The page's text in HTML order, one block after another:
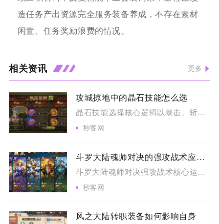
造任务产出资源完全服务装备养成，不存在素材
闲置、任务奖励浪费的情况。
相关资讯 更多
攻城掠地中的晶石技能怎么选
晶石技能选择核心逻辑以暴击、斩杀为通用核心输出，搭配场景限定...
秒客网
斗罗大陆魂师对决的强攻战术应该如何运用
斗罗大陆魂师对决强攻战术核心运用逻辑为分场景搭建配套增益体系...
秒客网
风之大陆转职装备如何影响自身